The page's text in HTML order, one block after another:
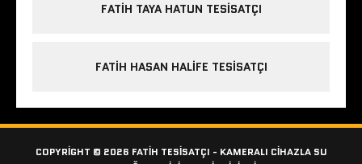
FATIH TAYA HATUN TESISATÇI
FATIH HASAN HALIFE TESISATÇI
COPYRIGHT © 2026 FATIH TESISATÇI - KAMERALI CIHAZLA SU